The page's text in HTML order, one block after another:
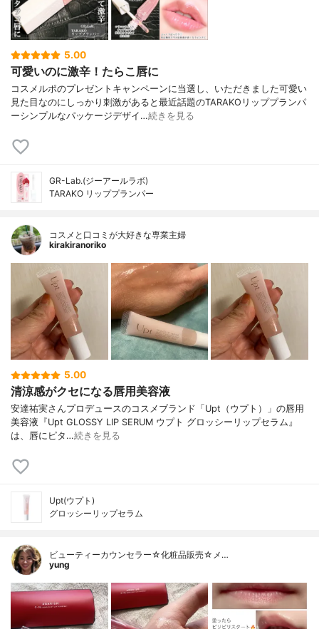
5.00
可愛いのに激辛！たらこ唇に
コスメルポのプレゼントキャンペーンに当選し、いただきました可愛い
見た目なのにしっかり刺激があると最近話題のTARAKOリッププランパ
ーシンプルなパッケージデザイ…続きを見る
GR-Lab.(ジーアールラボ)
TARAKO リッププランパー
コスメと口コミが大好きな専業主婦
kirakiranoriko
5.00
清涼感がクセになる唇用美容液
安達祐実さんプロデュースのコスメブランド「Upt（ウプト）」の唇用
美容液『Upt GLOSSY LIP SERUM ウプト グロッシーリップセラム』
は、唇にピタ…続きを見る
Upt(ウプト)
グロッシーリップセラム
ビューティーカウンセラー☆化粧品販売☆メ…
yung